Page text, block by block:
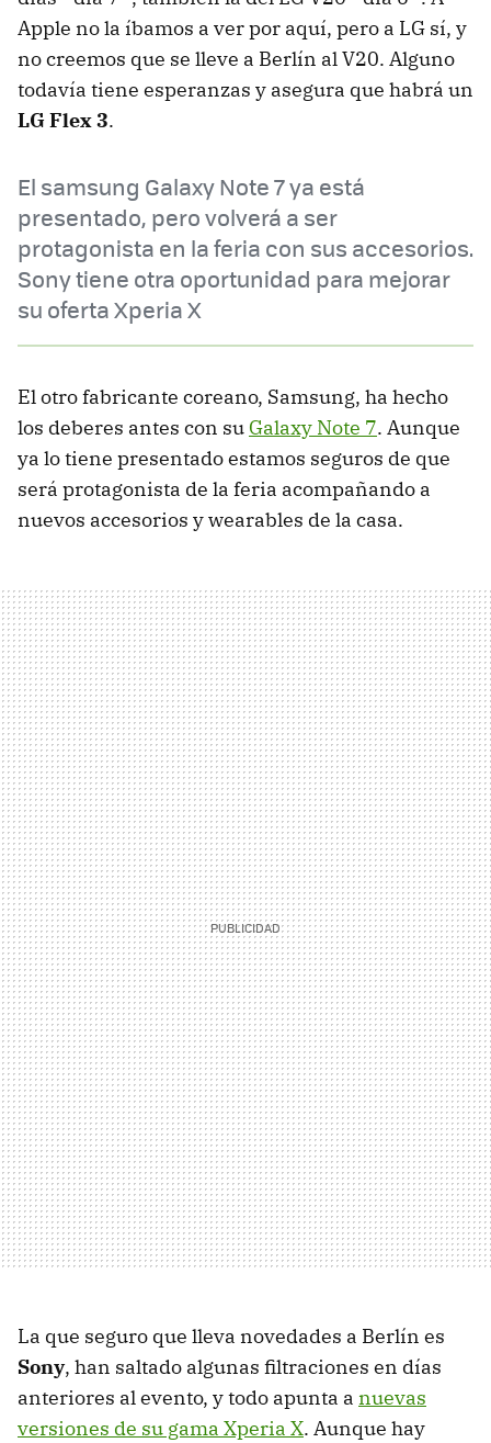
Apple no la íbamos a ver por aquí, pero a LG sí, y
no creemos que se lleve a Berlín al V20. Alguno
todavía tiene esperanzas y asegura que habrá un
LG Flex 3.
El samsung Galaxy Note 7 ya está
presentado, pero volverá a ser
protagonista en la feria con sus accesorios.
Sony tiene otra oportunidad para mejorar
su oferta Xperia X
El otro fabricante coreano, Samsung, ha hecho
los deberes antes con su Galaxy Note 7. Aunque
ya lo tiene presentado estamos seguros de que
será protagonista de la feria acompañando a
nuevos accesorios y wearables de la casa.
La que seguro que lleva novedades a Berlín es
Sony, han saltado algunas filtraciones en días
anteriores al evento, y todo apunta a nuevas
versiones de su gama Xperia X. Aunque hay